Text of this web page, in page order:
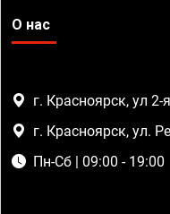
О нас
г. Красноярск, ул
г. Красноярск, ул.
Пн-Сб | 09:00 - 19:00